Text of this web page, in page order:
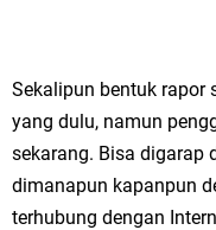
Sekalipun bentuk rapor
yang dulu, namun
sekarang. Bisa digarap
dimanapun kapanpun
terhubung dengan